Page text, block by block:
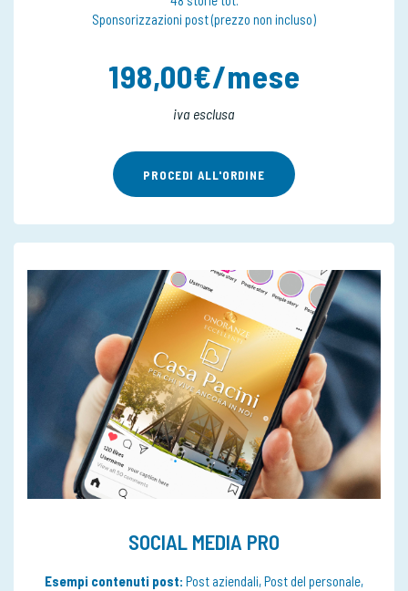
Sponsorizzazioni post (prezzo non incluso)
198,00€/mese
iva esclusa
PROCEDI ALL'ORDINE
SOCIAL MEDIA PRO
Esempi contenuti post: Post aziendali, Post del personale,